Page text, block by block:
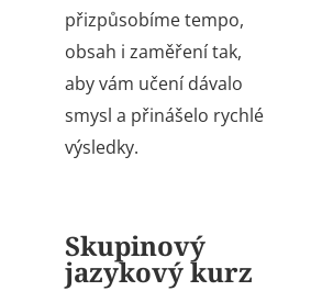
přizpůsobíme tempo,
obsah i zaměření tak,
aby vám učení dávalo
smysl a přinášelo rychlé
výsledky.
Skupinový
jazykový kurz